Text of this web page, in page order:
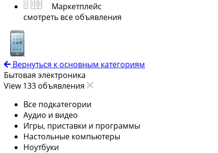
Маркетплейс
смотреть все объявления
Вернуться к основным категориям
Бытовая электроника
View 133 объявления
Все подкатегории
Аудио и видео
Игры, приставки и программы
Настольные компьютеры
Ноутбуки